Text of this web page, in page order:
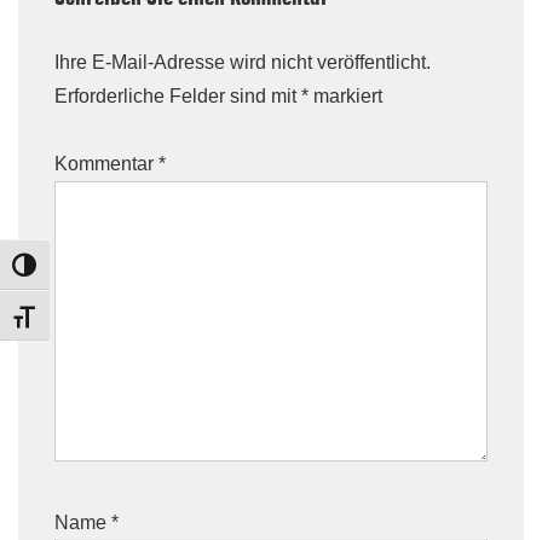
TOGGLE HIGH CONTRAST
TOGGLE FONT SIZE
Ihre E-Mail-Adresse wird nicht veröffentlicht.
Erforderliche Felder sind mit* markiert
Kommentar *
Name *